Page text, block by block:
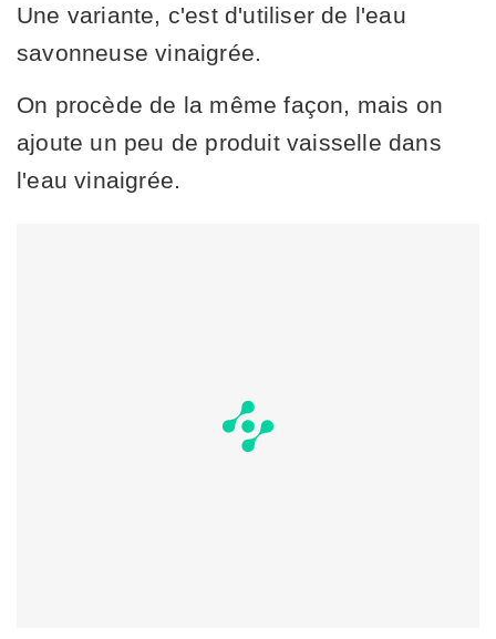
Une variante, c'est d'utiliser de l'eau
savonneuse vinaigrée.
On procède de la même façon, mais on
ajoute un peu de produit vaisselle dans
l'eau vinaigrée.